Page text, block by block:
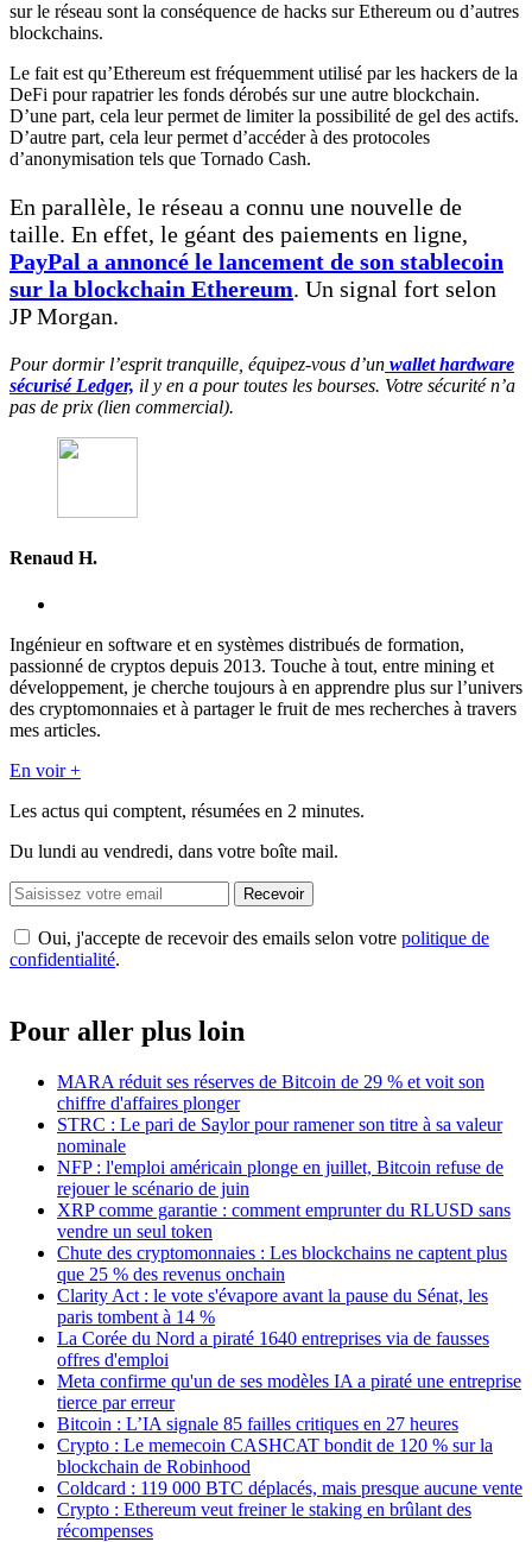
sur le réseau sont la conséquence de hacks sur Ethereum ou d’autres
blockchains.
Le fait est qu’Ethereum est fréquemment utilisé par les hackers de la
DeFi pour rapatrier les fonds dérobés sur une autre blockchain.
D’une part, cela leur permet de limiter la possibilité de gel des actifs.
D’autre part, cela leur permet d’accéder à des protocoles
d’anonymisation tels que Tornado Cash.
En parallèle, le réseau a connu une nouvelle de
taille. En effet, le géant des paiements en ligne,
PayPal a annoncé le lancement de son stablecoin
sur la blockchain Ethereum. Un signal fort selon
JP Morgan.
Pour dormir l’esprit tranquille, équipez-vous d’un wallet hardware
sécurisé Ledger, il y en a pour toutes les bourses. Votre sécurité n’a
pas de prix (lien commercial).
Renaud H.
Ingénieur en software et en systèmes distribués de formation,
passionné de cryptos depuis 2013. Touche à tout, entre mining et
développement, je cherche toujours à en apprendre plus sur l’univers
des cryptomonnaies et à partager le fruit de mes recherches à travers
mes articles.
En voir +
Les actus qui comptent, résumées en 2 minutes.
Du lundi au vendredi, dans votre boîte mail.
Recevoir
Oui, j'accepte de recevoir des emails selon votre politique de
confidentialité.
Pour aller plus loin
MARA réduit ses réserves de Bitcoin de 29 % et voit son
chiffre d'affaires plonger
STRC : Le pari de Saylor pour ramener son titre à sa valeur
nominale
NFP : l'emploi américain plonge en juillet, Bitcoin refuse de
rejouer le scénario de juin
XRP comme garantie : comment emprunter du RLUSD sans
vendre un seul token
Chute des cryptomonnaies : Les blockchains ne captent plus
que 25 % des revenus onchain
Clarity Act : le vote s'évapore avant la pause du Sénat, les
paris tombent à 14 %
La Corée du Nord a piraté 1640 entreprises via de fausses
offres d'emploi
Meta confirme qu'un de ses modèles IA a piraté une entreprise
tierce par erreur
Bitcoin : L’IA signale 85 failles critiques en 27 heures
Crypto : Le memecoin CASHCAT bondit de 120 % sur la
blockchain de Robinhood
Coldcard : 119 000 BTC déplacés, mais presque aucune vente
Crypto : Ethereum veut freiner le staking en brûlant des
récompenses